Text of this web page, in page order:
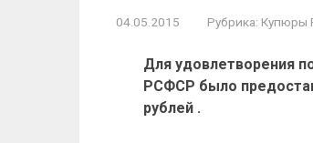
04.05.2015 Рубрика: Купюры
Для удовлетворения
РСФСР было
рублей .